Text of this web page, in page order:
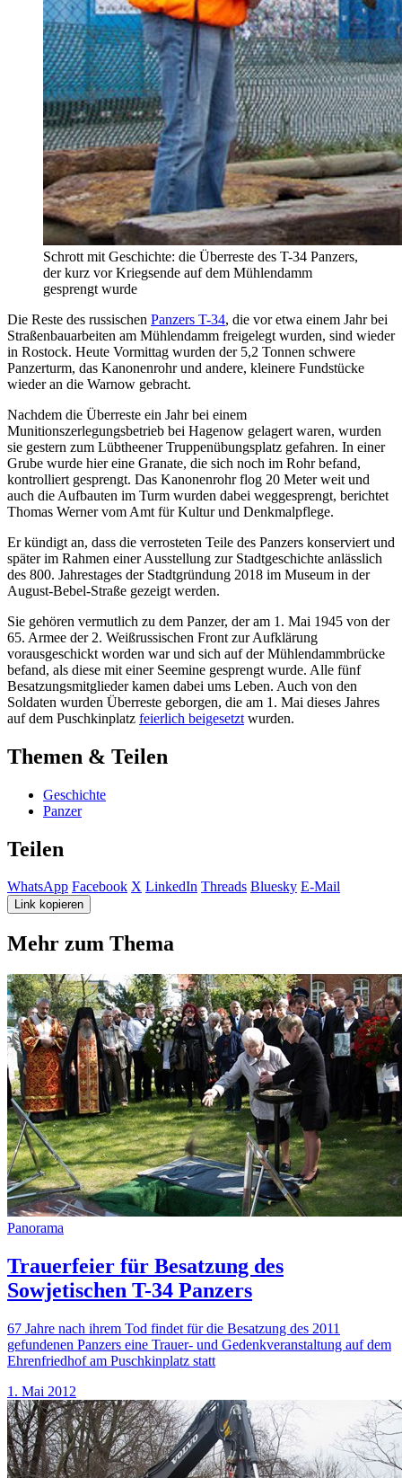
Schrott mit Geschichte: die Überreste des T-34 Panzers,
der kurz vor Kriegsende auf dem Mühlendamm
gesprengt wurde
Die Reste des russischen Panzers T-34, die vor etwa einem Jahr bei
Straßenbauarbeiten am Mühlendamm freigelegt wurden, sind wieder
in Rostock. Heute Vormittag wurden der 5,2 Tonnen schwere
Panzerturm, das Kanonenrohr und andere, kleinere Fundstücke
wieder an die Warnow gebracht.
Nachdem die Überreste ein Jahr bei einem
Munitionszerlegungsbetrieb bei Hagenow gelagert waren, wurden
sie gestern zum Lübtheener Truppenübungsplatz gefahren. In einer
Grube wurde hier eine Granate, die sich noch im Rohr befand,
kontrolliert gesprengt. Das Kanonenrohr flog 20 Meter weit und
auch die Aufbauten im Turm wurden dabei weggesprengt, berichtet
Thomas Werner vom Amt für Kultur und Denkmalpflege.
Er kündigt an, dass die verrosteten Teile des Panzers konserviert und
später im Rahmen einer Ausstellung zur Stadtgeschichte anlässlich
des 800. Jahrestages der Stadtgründung 2018 im Museum in der
August-Bebel-Straße gezeigt werden.
Sie gehören vermutlich zu dem Panzer, der am 1. Mai 1945 von der
65. Armee der 2. Weißrussischen Front zur Aufklärung
vorausgeschickt worden war und sich auf der Mühlendammbrücke
befand, als diese mit einer Seemine gesprengt wurde. Alle fünf
Besatzungsmitglieder kamen dabei ums Leben. Auch von den
Soldaten wurden Überreste geborgen, die am 1. Mai dieses Jahres
auf dem Puschkinplatz feierlich beigesetzt wurden.
Themen & Teilen
Geschichte
Panzer
Teilen
WhatsApp Facebook X LinkedIn Threads Bluesky E-Mail
Link kopieren
Mehr zum Thema
Panorama
Trauerfeier für Besatzung des
Sowjetischen T-34 Panzers
67 Jahre nach ihrem Tod findet für die Besatzung des 2011
gefundenen Panzers eine Trauer- und Gedenkveranstaltung auf dem
Ehrenfriedhof am Puschkinplatz statt
1. Mai 2012